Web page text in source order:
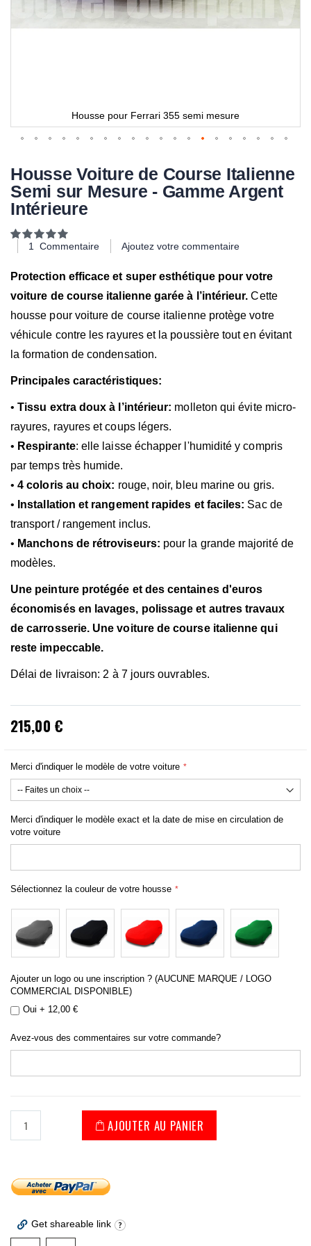
Housse pour Ferrari 355 semi mesure
Housse Voiture de Course Italienne
Semi sur Mesure - Gamme Argent
Intérieure
Notation:
100
1 Commentaire Ajoutez votre commentaire
Protection efficace et super esthétique pour votre
voiture de course italienne garée à l’intérieur. Cette
housse pour voiture de course italienne protège votre
véhicule contre les rayures et la poussière tout en évitant
la formation de condensation.
Principales caractéristiques:
• Tissu extra doux à l’intérieur: molleton qui évite micro-
rayures, rayures et coups légers.
• Respirante: elle laisse échapper l'humidité y compris
par temps très humide.
•4 coloris au choix: rouge, noir, bleu marine ou gris.
• Installation et rangement rapides et faciles: Sac de
transport / rangement inclus.
• Manchons de rétroviseurs: pour la grande majorité de
modèles.
Une peinture protégée et des centaines d'euros
économisés en lavages, polissage et autres travaux
de carrosserie. Une voiture de course italienne qui
reste impeccable.
Délai de livraison: 2 à 7 jours ouvrables.
215,00 €
Merci d'indiquer le modèle de votre voiture
Merci d'indiquer le modèle exact et la date de mise en circulation de
votre voiture
Sélectionnez la couleur de votre housse
Ajouter un logo ou une inscription ? (AUCUNE MARQUE / LOGO
COMMERCIAL DISPONIBLE)
Oui + 12,00 €
Avez-vous des commentaires sur votre commande?
AJOUTER AU PANIER
Get shareable link